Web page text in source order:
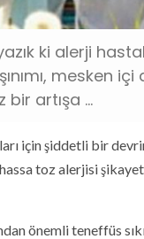
ki alerji
mesken
artışa ...
için şiddetli bir
toz alerjisi
önemli teneffüs